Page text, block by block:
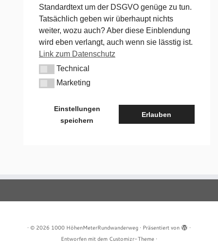
· © 2026 1000 HöhenMeterRundwanderweg · Präsentiert von
·
Entworfen mit dem Customizr-Theme ·
Standardtext um der DSGVO genüge zu tun.
Tatsächlich geben wir überhaupt nichts
weiter, wozu auch? Aber diese Einblendung
wird eben verlangt, auch wenn sie lässtig ist.
Link zum Datenschutz
TechnicalTechnical
MarketingMarketing
Einstellungen
speichern
Erlauben